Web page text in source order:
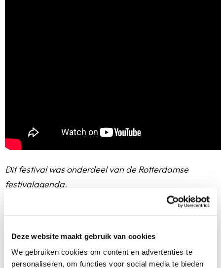
Deze website maakt gebruik van cookies
We gebruiken cookies om content en advertenties te
personaliseren, om functies voor social media te bieden
Dit festival was onderdeel van de Rotterdamse
festivalagenda.